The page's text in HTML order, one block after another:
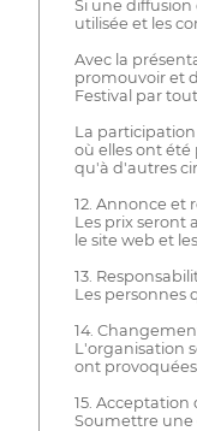
Si une
utilisée et les
Avec la
promouvoir et
Festival par
La
où elles ont
qu'à d'autres
12. Annonce et
Les prix seront
le site web et
13.
Les personnes
14.
L'organisation
ont provoquées.
15. Acceptation
Soumettre une